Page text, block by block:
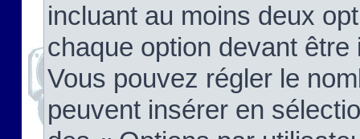
incluant au moins deux
chaque option devant
Vous pouvez régler le
peuvent insérer en